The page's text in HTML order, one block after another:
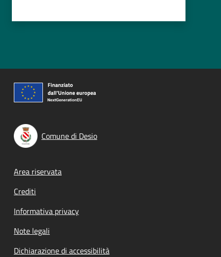
Comune di Desio
Footer menu
Area riservata
Crediti
Informativa privacy
Note legali
Dichiarazione di accessibilità